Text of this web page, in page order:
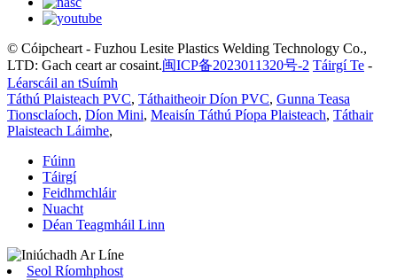
© Cóipcheart - Fuzhou Lesite Plastics Welding Technology Co.,
LTD: Gach ceart ar cosaint.闽ICP备2023011320号-2 Táirgí Te -
Léarscáil an tSuímh
Táthú Plaisteach PVC, Táthaitheoir Díon PVC, Gunna Teasa
Tionsclaíoch, Díon Mini, Meaisín Táthú Píopa Plaisteach, Táthair
Plaisteach Láimhe,
Fúinn
Táirgí
Feidhmchláir
Nuacht
Déan Teagmháil Linn
Seol Ríomhphost